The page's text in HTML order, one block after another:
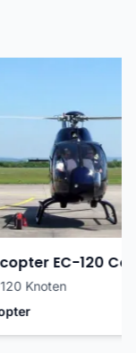
EC-120
Knoten